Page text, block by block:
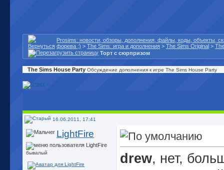
Prosims: новости, обзоры, дополнения, файлы, коды, объекты,
форева ;) > The Sims: игра и дополнения > The Sims Original >
Торт с сюрпризом
The Sims House Party Обсуждение дополнения к игре The Sims House Party
16.06.2011, 17:41
LightFire
бывалый drew, нет,